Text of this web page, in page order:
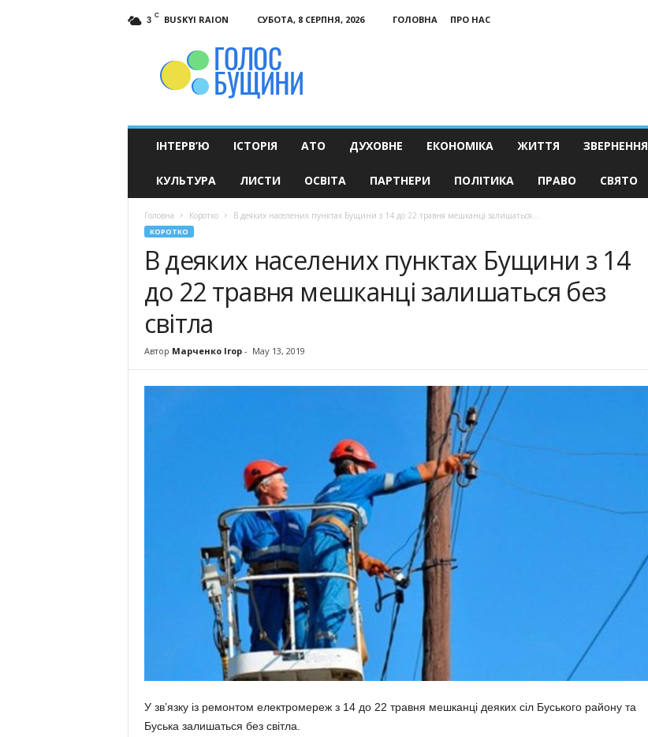
3 C BUSKYI RAION СУБОТА, 8 СЕРПНЯ, 2026 ГОЛОВНА
ПРО НАС
ІНТЕРВ’Ю ІСТОРІЯ АТО ДУХОВНЕ ЕКОНОМІКА ЖИТТЯ ЗВЕРНЕННЯ
КУЛЬТУРА ЛИСТИ ОСВІТА ПАРТНЕРИ ПОЛІТИКА ПРАВО СВЯТО
Головна Коротко В деяких населених пунктах Бущини з 14 до 22 травня мешканці залишаться...
КОРОТКО
В деяких населених пунктах Бущини з 14
до 22 травня мешканці залишаться без
світла
Автор Марченко Ігор- May 13, 2019
У зв’язку із ремонтом електромереж з 14 до 22 травня мешканці деяких сіл Буського району та
Буська залишаться без світла.